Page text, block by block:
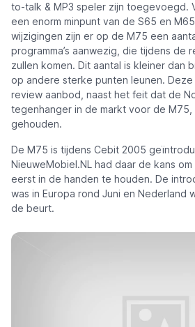
to-talk & MP3 speler zijn toegevoegd.
een enorm minpunt van de S65 en
wijzigingen zijn er op de M75 een
programma’s aanwezig, die tijdens de
zullen komen. Dit aantal is kleiner dan
op andere sterke punten leunen.
review aanbod, naast het feit dat de
tegenhanger in de markt voor de
gehouden.
De M75 is tijdens Cebit 2005
NieuweMobiel.NL had daar de kans
eerst in de handen te houden. De
was in Europa rond Juni en Nederland
de beurt.